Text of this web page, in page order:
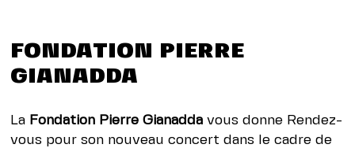
FONDATION PIERRE
GIANADDA
La Fondation Pierre Gianadda vous donne Rendez-
vous pour son nouveau concert dans le cadre de